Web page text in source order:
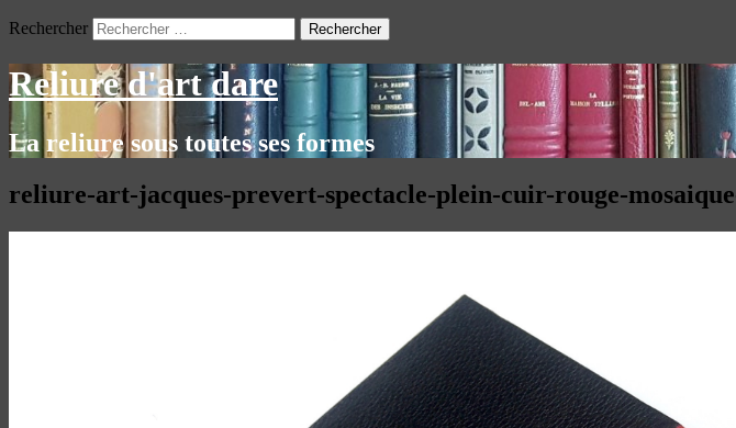
Rechercher
Reliure d'art dare
La reliure sous toutes ses formes
reliure-art-jacques-prevert-spectacle-plein-cuir-rouge-